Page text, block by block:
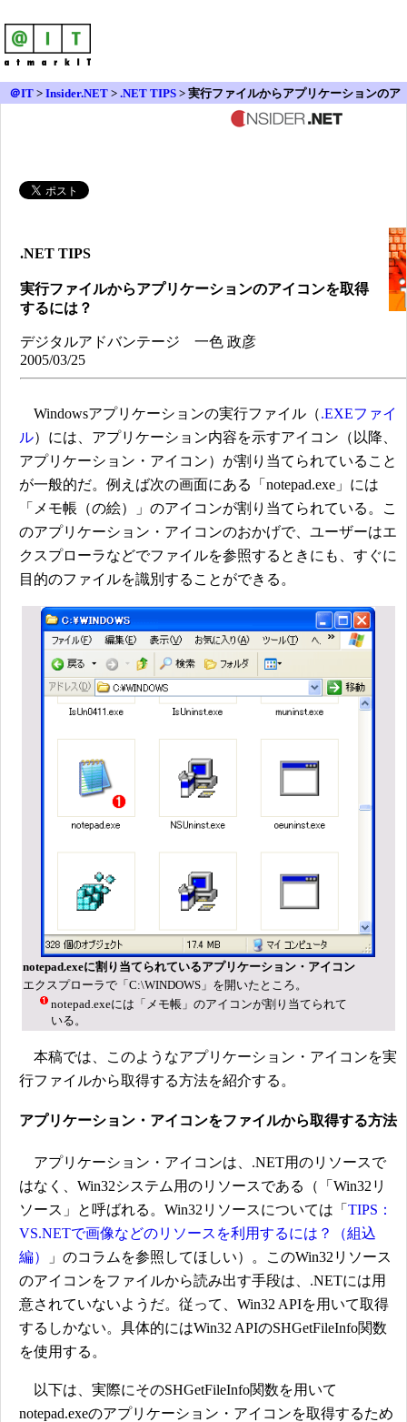
＠IT > Insider.NET > .NET TIPS > 実行ファイルからアプリケーションのア
.NET TIPS
実行ファイルからアプリケーションのアイコンを取得
するには？
デジタルアドバンテージ 一色 政彦
2005/03/25
Windowsアプリケーションの実行ファイル（.EXEファイ
ル）には、アプリケーション内容を示すアイコン（以降、
アプリケーション・アイコン）が割り当てられていること
が一般的だ。例えば次の画面にある「notepad.exe」には
「メモ帳（の絵）」のアイコンが割り当てられている。こ
のアプリケーション・アイコンのおかげで、ユーザーはエ
クスプローラなどでファイルを参照するときにも、すぐに
目的のファイルを識別することができる。
notepad.exeに割り当てられているアプリケーション・アイコン
エクスプローラで「C:\WINDOWS」を開いたところ。
notepad.exeには「メモ帳」のアイコンが割り当てられて
いる。
本稿では、このようなアプリケーション・アイコンを実
行ファイルから取得する方法を紹介する。
アプリケーション・アイコンをファイルから取得する方法
アプリケーション・アイコンは、.NET用のリソースで
はなく、Win32システム用のリソースである（「Win32リ
ソース」と呼ばれる。Win32リソースについては「 TIPS：
VS.NETで画像などのリソースを利用するには？（組込
編）
」のコラムを参照してほしい）。このWin32リソース
のアイコンをファイルから読み出す手段は、.NETには用
意されていないようだ。従って、Win32 APIを用いて取得
するしかない。具体的にはWin32 APIのSHGetFileInfo関数
を使用する。
以下は、実際にそのSHGetFileInfo関数を用いて
notepad.exeのアプリケーション・アイコンを取得するため